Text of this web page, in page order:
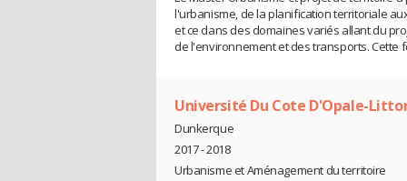
l'urbanisme, de la planification territoriale
et ce dans des domaines variés allant du
de l'environnement et des transports. Cette
Université Du Cote D'Opale-
Dunkerque
2017 - 2018
Urbanisme et Aménagement du territoire